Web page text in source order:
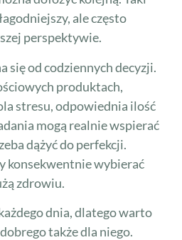
ale często
perspektywie.
się od codziennych decyzji.
produktach,
stresu, odpowiednia ilość
mogą realnie wspierać
dążyć do perfekcji.
konsekwentnie wybierać
zdrowiu.
dnia, dlatego warto
także dla niego.